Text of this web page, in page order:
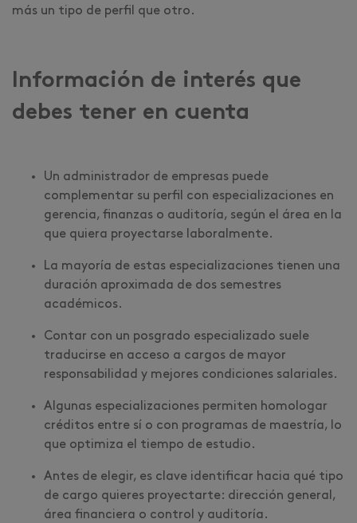
más un tipo de perfil que otro.
Información de interés que
debes tener en cuenta
Un administrador de empresas puede
complementar su perfil con especializaciones en
gerencia, finanzas o auditoría, según el área en la
que quiera proyectarse laboralmente.
La mayoría de estas especializaciones tienen una
duración aproximada de dos semestres
académicos.
Contar con un posgrado especializado suele
traducirse en acceso a cargos de mayor
responsabilidad y mejores condiciones salariales.
Algunas especializaciones permiten homologar
créditos entre sí o con programas de maestría, lo
que optimiza el tiempo de estudio.
Antes de elegir, es clave identificar hacia qué tipo
de cargo quieres proyectarte: dirección general,
área financiera o control y auditoría.